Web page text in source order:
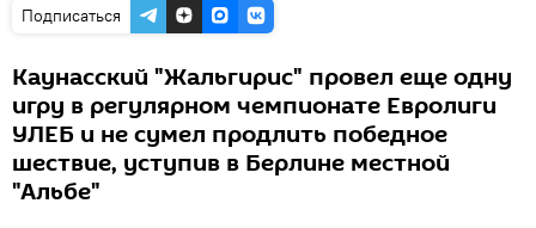
Подписаться
Каунасский "Жальгирис" провел еще одну
игру в регулярном чемпионате Евролиги
УЛЕБ и не сумел продлить победное
шествие, уступив в Берлине местной
"Альбе"